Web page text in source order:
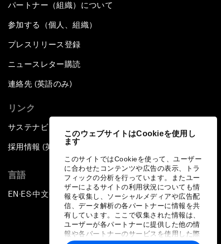
このウェブサイトはCookieを使用し
ます
このサイトではCookieを使って、ユーザー
に合わせたコンテンツや広告の表示、トラ
フィックの分析を行っています。またユー
ザーによるサイトの利用状況についても情
報を収集し、ソーシャルメディアや広告配
信、データ解析の各パートナーに情報を共
有しています。ここで収集された情報は、
ユーザーが各パートナーに提供した他の情
報や各パートナーのサービスを使用した際
パートナー（組織）について
参加する（個人、組織）
プレスリリース登録
ニュースレター購読
連絡先 (英語のみ)
リンク
サステナビリティへの取り組み
採用情報 (英語のみ)
言語
EN ▪ES▪中文▪ 日本語